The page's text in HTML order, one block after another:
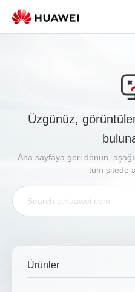
Üzgünüz,
Ana sayfaya geri dönün,
tüm sitede
Ürünler